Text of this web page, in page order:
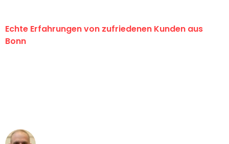
Echte Erfahrungen von zufriedenen Kunden aus
Bonn